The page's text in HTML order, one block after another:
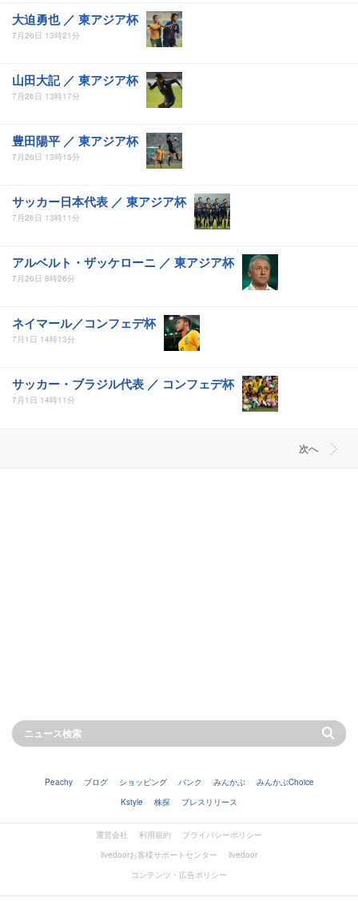
大迫勇也 ／ 東アジア杯
7月26日 13時21分
山田大記 ／ 東アジア杯
7月26日 13時17分
豊田陽平 ／ 東アジア杯
7月26日 13時15分
サッカー日本代表 ／ 東アジア杯
7月26日 13時11分
アルベルト・ザッケローニ ／ 東アジア杯
7月26日 8時26分
ネイマール／コンフェデ杯
7月1日 14時13分
サッカー・ブラジル代表 ／ コンフェデ杯
7月1日 14時11分
次へ
Peachy ブログ ショッピング バンク みんかぶ
みんかぶChoice
Kstyle
株探 プレスリリース
運営会社 利用規約
プライバシーポリシー
livedoorお客様サポートセンター
livedoor
コンテンツ・広告ポリシー